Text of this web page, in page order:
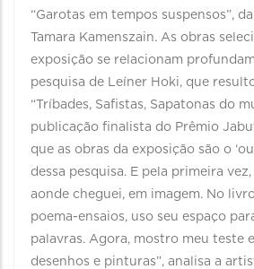
“Garotas em tempos suspensos”,
Tamara Kamenszain. As obras
exposição se relacionam
pesquisa de Leíner Hoki, que
“Tríbades, Safistas, Sapatonas do
publicação finalista do Prêmio
que as obras da exposição são o
dessa pesquisa. E pela primeira
aonde cheguei, em imagem. No
poema-ensaios, uso seu espaço
palavras. Agora, mostro meu teste
desenhos e pinturas”, analisa a